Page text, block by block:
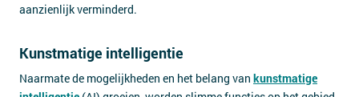
aanzienlijk verminderd.
Kunstmatige intelligentie
Naarmate de mogelijkheden en het belang van kunstmatige